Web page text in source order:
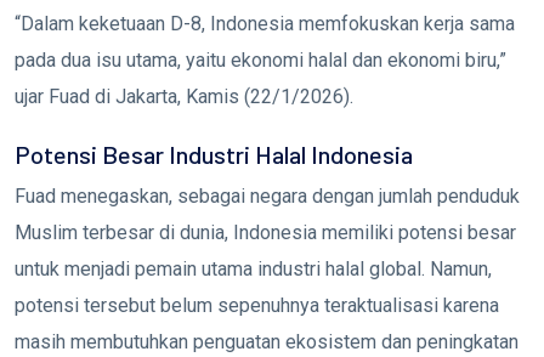
“Dalam keketuaan D-8, Indonesia memfokuskan kerja sama
pada dua isu utama, yaitu ekonomi halal dan ekonomi biru,”
ujar Fuad di Jakarta, Kamis (22/1/2026).
Potensi Besar Industri Halal Indonesia
Fuad menegaskan, sebagai negara dengan jumlah penduduk
Muslim terbesar di dunia, Indonesia memiliki potensi besar
untuk menjadi pemain utama industri halal global. Namun,
potensi tersebut belum sepenuhnya teraktualisasi karena
masih membutuhkan penguatan ekosistem dan peningkatan